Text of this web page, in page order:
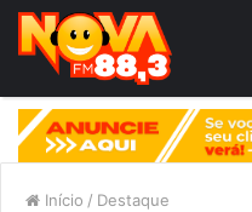
Início / Destaque